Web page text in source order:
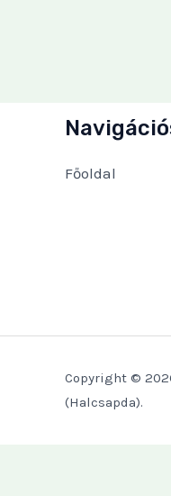
Főoldal
Copyright ©
(Halcsapda).